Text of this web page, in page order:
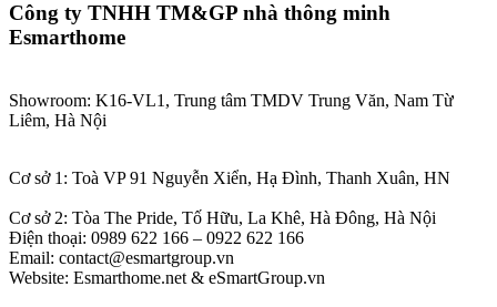
Công ty TNHH TM&GP nhà thông minh
Esmarthome
Showroom: K16-VL1, Trung tâm TMDV Trung Văn, Nam Từ
Liêm, Hà Nội
Cơ sở 1: Toà VP 91 Nguyễn Xiển, Hạ Đình, Thanh Xuân, HN
Cơ sở 2: Tòa The Pride, Tố Hữu, La Khê, Hà Đông, Hà Nội
Điện thoại: 0989 622 166 – 0922 622 166
Email: contact@esmartgroup.vn
Website: Esmarthome.net & eSmartGroup.vn